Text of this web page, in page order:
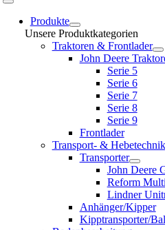
Toggle
NavigationProdukte
Unsere Produktkategorien
Traktoren & Frontlader
John Deere
Serie 5
Serie 6
Serie 7
Serie 8
Serie 9
Frontlader
Transport- & Hebetechnik
Transporter
John Deere
Reform Multi
Lindner
Anhänger/Kipper
Kipptransporter/